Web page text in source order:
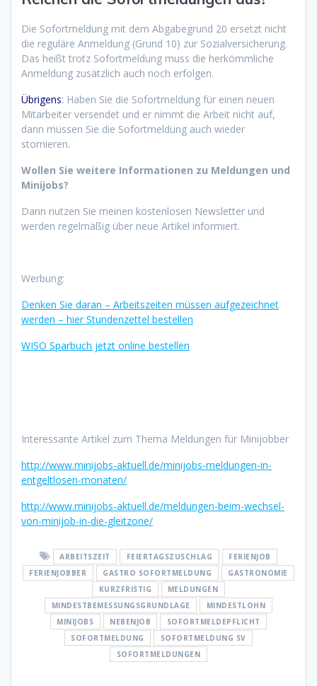
Die Sofortmeldung mit dem Abgabegrund 20 ersetzt nicht
die reguläre Anmeldung (Grund 10) zur Sozialversicherung.
Das heißt trotz Sofortmeldung muss die herkömmliche
Anmeldung zusätzlich auch noch erfolgen.
Übrigens: Haben Sie die Sofortmeldung für einen neuen
Mitarbeiter versendet und er nimmt die Arbeit nicht auf,
dann müssen Sie die Sofortmeldung auch wieder
stornieren.
Wollen Sie weitere Informationen zu Meldungen und
Minijobs?
Dann nutzen Sie meinen kostenlosen Newsletter und
werden regelmäßig über neue Artikel informiert.
Werbung:
Denken Sie daran – Arbeitszeiten müssen aufgezeichnet
werden – hier Stundenzettel bestellen
WISO Sparbuch jetzt online bestellen
Interessante Artikel zum Thema Meldungen für Minijobber
http://www.minijobs-aktuell.de/minijobs-meldungen-in-
entgeltlosen-monaten/
http://www.minijobs-aktuell.de/meldungen-beim-wechsel-
von-minijob-in-die-gleitzone/
ARBEITSZEIT FEIERTAGSZUSCHLAG
FERIENJOB
FERIENJOBBER
GASTRO SOFORTMELDUNG
GASTRONOMIE
KURZFRISTIG
MELDUNGEN
MINDESTBEMESSUNGSGRUNDLAGE
MINDESTLOHN
MINIJOBS
NEBENJOB
SOFORTMELDEPFLICHT
SOFORTMELDUNG
SOFORTMELDUNG SV
SOFORTMELDUNGEN